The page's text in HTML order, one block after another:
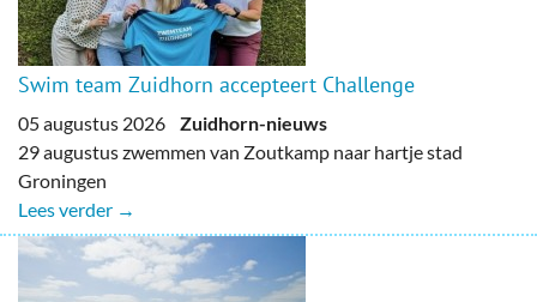
Swim team Zuidhorn accepteert Challenge
05 augustus 2026 Zuidhorn-nieuws
29 augustus zwemmen van Zoutkamp naar hartje stad
Groningen
Lees verder →